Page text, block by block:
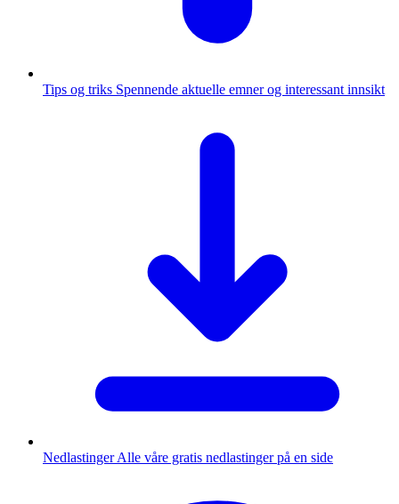
Tips og triks Spennende aktuelle emner og interessant innsikt
Nedlastinger Alle våre gratis nedlastinger på en side